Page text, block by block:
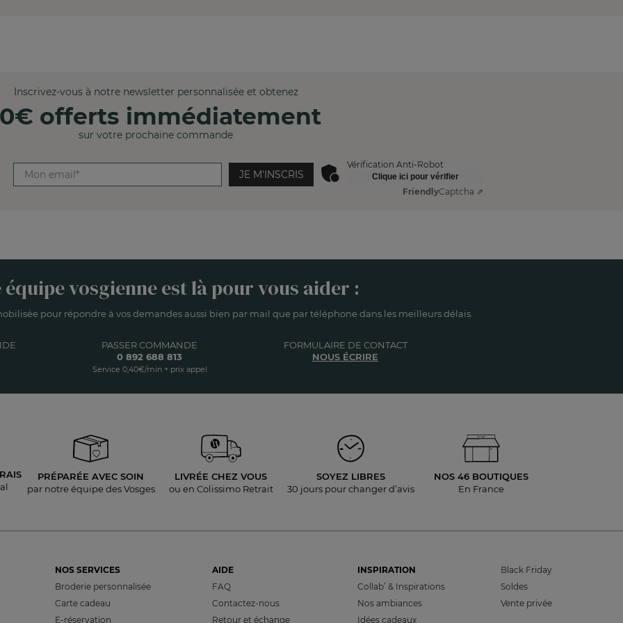
Inscrivez-vous à notre newsletter personnalisée et obtenez
offerts immédiatement
sur votre prochaine commande
JE M'INSCRIS
Vérification Anti-Robot
Clique ici pour vérifier
FriendlyCaptcha ⇗
équipe vosgienne est là pour vous aider :
pour répondre à vos demandes aussi bien par mail que par téléphone dans les meilleurs délais.
PASSER COMMANDE
0 892 688 813
Service 0,40€/min + prix appel
FORMULAIRE DE CONTACT
NOUS ÉCRIRE
PRÉPARÉE AVEC SOIN
par notre équipe des Vosges
LIVRÉE CHEZ VOUS
ou en Colissimo Retrait
SOYEZ LIBRES
30 jours pourchanger d’avis
NOS 46 BOUTIQUES
En France
NOS SERVICES
Broderie personnalisée
Carte cadeau
E-réservation
AIDE
FAQ
Contactez-nous
Retour et échange
INSPIRATION
Collab’ & Inspirations
Nos ambiances
Idées cadeaux
Black Friday
Soldes
Vente privée